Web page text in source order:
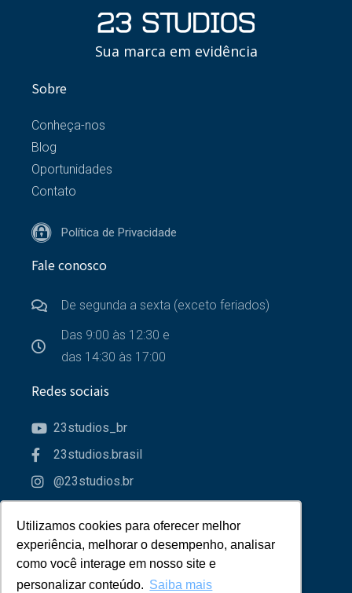
Utilizamos cookies para oferecer melhor
experiência, melhorar o desempenho, analisar
como você interage em nosso site e
personalizar conteúdo. Saiba mais
Utilizamos cookies para oferecer melhor
experiência, melhorar o desempenho, analisar
como você interage em nosso site e
personalizar conteúdo. Saiba mais
Sua marca em evidência
Sobre
Conheça-nos
Blog
Oportunidades
Contato
Política de Privacidade
Fale conosco
De segunda a sexta (exceto feriados)
Das 9:00 às 12:30 e
das 14:30 às 17:00
Redes sociais
23studios_br
23studios.brasil
@23studios.br
Parceiros